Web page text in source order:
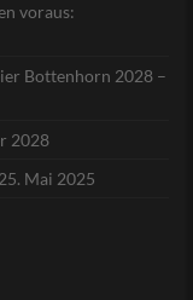
voraus:
Bottenhorn 2028 –
2028
Mai 2025